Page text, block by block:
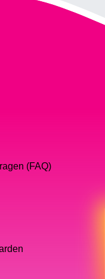
(FAQ)